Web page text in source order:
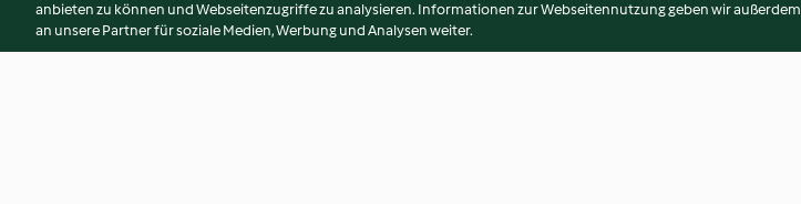
anbieten zu können und Webseitenzugriffe zu analysieren. Informationen zur Webseitennutzung geben wir außerdem
an unsere Partner für soziale Medien, Werbung und Analysen weiter.